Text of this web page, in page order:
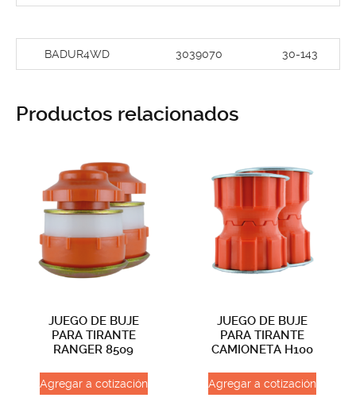
BADUR4WD 3039070 30-143
Productos relacionados
JUEGO DE BUJE
PARA TIRANTE
RANGER 8509
Agregar a cotización
JUEGO DE BUJE
PARA TIRANTE
CAMIONETA H100
Agregar a cotización